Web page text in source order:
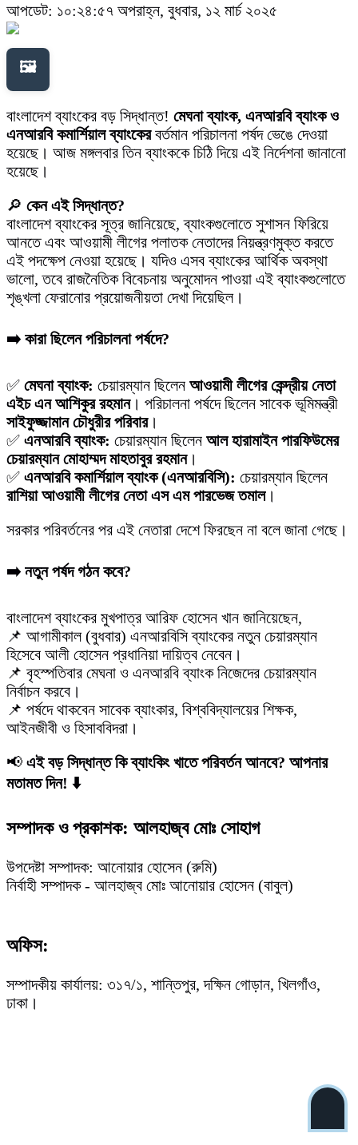
আপডেট: ১০:২৪:৫৭ অপরাহ্ন, বুধবার, ১২ মার্চ ২০২৫
🖼️
বাংলাদেশ ব্যাংকের বড় সিদ্ধান্ত! মেঘনা ব্যাংক, এনআরবি ব্যাংক ও
এনআরবি কমার্শিয়াল ব্যাংকেরবর্তমান পরিচালনা পর্ষদ ভেঙে দেওয়া
হয়েছে। আজ মঙ্গলবার তিন ব্যাংককে চিঠি দিয়ে এই নির্দেশনা জানানো
হয়েছে।
🔎 কেন এই সিদ্ধান্ত?
বাংলাদেশ ব্যাংকের সূত্র জানিয়েছে, ব্যাংকগুলোতে সুশাসন ফিরিয়ে
আনতে এবং আওয়ামী লীগের পলাতক নেতাদের নিয়ন্ত্রণমুক্ত করতে
এই পদক্ষেপ নেওয়া হয়েছে। যদিও এসব ব্যাংকের আর্থিক অবস্থা
ভালো, তবে রাজনৈতিক বিবেচনায় অনুমোদন পাওয়া এই ব্যাংকগুলোতে
শৃঙ্খলা ফেরানোর প্রয়োজনীয়তা দেখা দিয়েছিল।
➡️ কারা ছিলেন পরিচালনা পর্ষদে?
✅ মেঘনা ব্যাংক: চেয়ারম্যান ছিলেন আওয়ামী লীগের কেন্দ্রীয় নেতা
এইচ এন আশিকুর রহমান। পরিচালনা পর্ষদে ছিলেন সাবেক ভূমিমন্ত্রী
সাইফুজ্জামান চৌধুরীর পরিবার।
✅ এনআরবি ব্যাংক: চেয়ারম্যান ছিলেন আল হারামাইন পারফিউমের
চেয়ারম্যান মোহাম্মদ মাহতাবুর রহমান।
✅ এনআরবি কমার্শিয়াল ব্যাংক (এনআরবিসি): চেয়ারম্যান ছিলেন
রাশিয়া আওয়ামী লীগের নেতা এস এম পারভেজ তমাল।
সরকার পরিবর্তনের পর এই নেতারা দেশে ফিরছেন না বলে জানা গেছে।
➡️ নতুন পর্ষদ গঠন কবে?
বাংলাদেশ ব্যাংকের মুখপাত্র আরিফ হোসেন খান জানিয়েছেন,
📌 আগামীকাল (বুধবার) এনআরবিসি ব্যাংকের নতুন চেয়ারম্যান
হিসেবে আলী হোসেন প্রধানিয়া দায়িত্ব নেবেন।
📌 বৃহস্পতিবার মেঘনা ও এনআরবি ব্যাংক নিজেদের চেয়ারম্যান
নির্বাচন করবে।
📌 পর্ষদে থাকবেন সাবেক ব্যাংকার, বিশ্ববিদ্যালয়ের শিক্ষক,
আইনজীবী ও হিসাববিদরা।
📢 এই বড় সিদ্ধান্ত কি ব্যাংকিং খাতে পরিবর্তন আনবে? আপনার
মতামত দিন! ⬇️
সম্পাদক ও প্রকাশক: আলহাজ্ব মোঃ সোহাগ
উপদেষ্টা সম্পাদক: আনোয়ার হোসেন (রুমি)
নির্বাহী সম্পাদক - আলহাজ্ব মোঃ আনোয়ার হোসেন (বাবুল)
অফিস:
সম্পাদকীয় কার্যালয়: ৩১৭/১, শান্তিপুর, দক্ষিন গোড়ান, খিলগাঁও,
ঢাকা।